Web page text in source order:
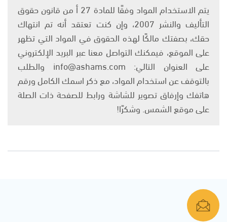
يتم الاستخدام المواد وفقًا للمادة 27 أ من قانون حقوق
التأليف والنشر 2007، وإن كنت تعتقد أنه تم انتهاك
حقك، بصفتك مالكًا لهذه الحقوق في المواد التي تظهر
على الموقع، فيمكنك التواصل معنا عبر البريد الإلكتروني
على العنوان التالي: info@ashams.com والطلب
بالتوقف عن استخدام المواد، مع ذكر اسمك الكامل ورقم
هاتفك وإرفاق تصوير للشاشة ورابط للصفحة ذات الصلة
على موقع الشمس. وشكرًا!